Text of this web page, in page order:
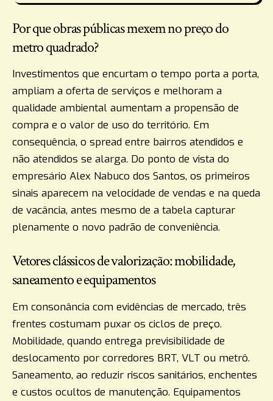
Por que obras públicas mexem no preço do
metro quadrado?
Investimentos que encurtam o tempo porta a porta,
ampliam a oferta de serviços e melhoram a
qualidade ambiental aumentam a propensão de
compra e o valor de uso do território. Em
consequência, o spread entre bairros atendidos e
não atendidos se alarga. Do ponto de vista do
empresário Alex Nabuco dos Santos, os primeiros
sinais aparecem na velocidade de vendas e na queda
de vacância, antes mesmo de a tabela capturar
plenamente o novo padrão de conveniência.
Vetores clássicos de valorização: mobilidade,
saneamento e equipamentos
Em consonância com evidências de mercado, três
frentes costumam puxar os ciclos de preço.
Mobilidade, quando entrega previsibilidade de
deslocamento por corredores BRT, VLT ou metrô.
Saneamento, ao reduzir riscos sanitários, enchentes
e custos ocultos de manutenção. Equipamentos